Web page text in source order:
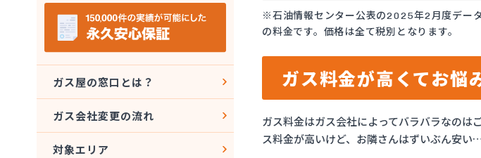
※石油情報センター公表の2025年2月度デー
の料金です。価格は全て税別となります。
ガス料金が高くてお悩
ガス料金はガス会社によってバラバラなの
ス料金が高いけど、お隣さんはずいぶん安い
ガス屋の窓口とは？
ガス会社変更の流れ
対象エリア